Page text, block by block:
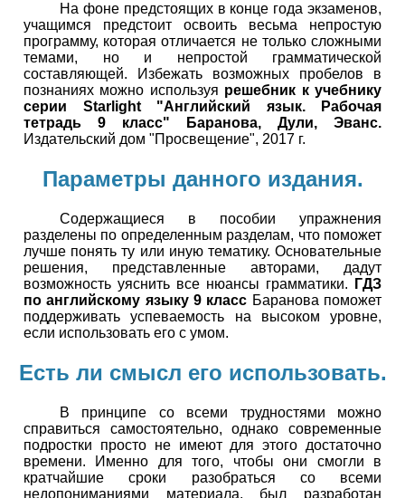
На фоне предстоящих в конце года экзаменов,
учащимся предстоит освоить весьма непростую
программу, которая отличается не только сложными
темами, но и непростой грамматической
составляющей. Избежать возможных пробелов в
познаниях можно используя решебник к учебнику
серии Starlight "Английский язык. Рабочая
тетрадь 9 класс" Баранова, Дули, Эванс.
Издательский дом "Просвещение", 2017 г.
Параметры данного издания.
Содержащиеся в пособии упражнения
разделены по определенным разделам, что поможет
лучше понять ту или иную тематику. Основательные
решения, представленные авторами, дадут
возможность уяснить все нюансы грамматики.
ГДЗ
по английскому языку 9 класс Баранова поможет
поддерживать успеваемость на высоком уровне,
если использовать его с умом.
Есть ли смысл его использовать.
В принципе со всеми трудностями можно
справиться самостоятельно, однако современные
подростки просто не имеют для этого достаточно
времени. Именно для того, чтобы они смогли в
кратчайшие сроки разобраться со всеми
недопониманиями материала, был разработан